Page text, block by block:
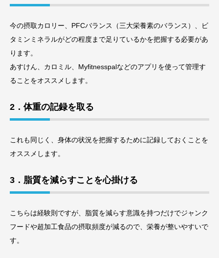
今の摂取カロリー、PFCバランス（三大栄養素のバランス）、ビ
タミンミネラルがどの程度まで足りているかを把握する必要があ
ります。
あすけん、カロミル、Myfitnesspalなどのアプリを使って管理す
ることをオススメします。
2．体重の記録を取る
これも同じく、身体の状況を把握するために記録しておくことを
オススメします。
3．脂質を減らすことを心掛ける
こちらは経験則ですが、脂質を減らす意識を持つだけでジャンク
フードや超加工食品の摂取頻度が減るので、栄養が整いやすいで
す。